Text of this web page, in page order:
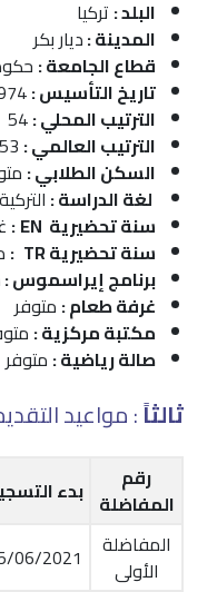
البلد : تركيا
المدينة :ديار بكر
قطاع الجامعة :
تاريخ التأسيس :
الترتيب المحلي :
الترتيب العالمي :
السكن الطلابي :
لغة الدراسة : التركية
سنة تحضيرية EN
:
سنة تحضيرية TR
:
برنامج إيراسموس :
غرفة طعام : متوفر
مكتبة مركزية :
صالة رياضية : متوفر
ثالثاً: مواعيد
رقم
المفاضلة بدء
المفاضلة
الأولى
06/2021